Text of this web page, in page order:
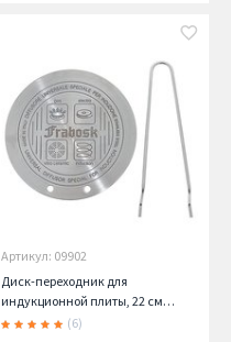
Артикул: 09902
Диск-переходник для
индукционной плиты, 22 см
Frabosk
(6)